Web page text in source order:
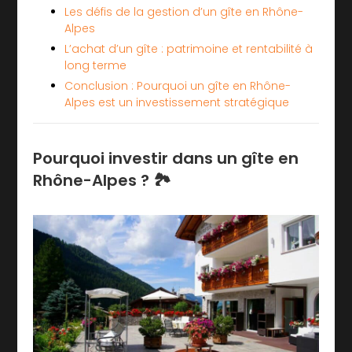
Les défis de la gestion d’un gîte en Rhône-
Alpes
L’achat d’un gîte : patrimoine et rentabilité à
long terme
Conclusion : Pourquoi un gîte en Rhône-
Alpes est un investissement stratégique
Pourquoi investir dans un gîte en
Rhône-Alpes ? 🏞️